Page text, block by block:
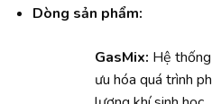
Dòng sản phẩm:
GasMix: Hệ
ưu hóa quá trình